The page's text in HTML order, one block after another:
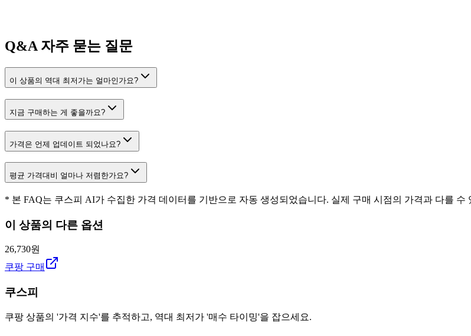
Q&A자주 묻는 질문
이 상품의 역대 최저가는 얼마인가요?
지금 구매하는 게 좋을까요?
가격은 언제 업데이트 되었나요?
평균 가격대비 얼마나 저렴한가요?
* 본 FAQ는 쿠스피 AI가 수집한 가격 데이터를 기반으로 자동 생성되었습니다. 실제 구매 시점의 가격과 다를 수
이 상품의 다른 옵션
26,730원
쿠팡 구매
쿠스피
쿠팡 상품의 '가격 지수'를 추적하고, 역대 최저가 '매수 타이밍'을 잡으세요.